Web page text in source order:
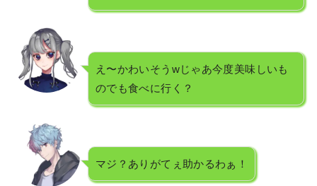
え〜かわいそうwじゃあ今度美味しいも
のでも食べに行く？
マジ？ありがてぇ助かるわぁ！